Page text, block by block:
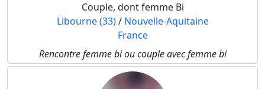
Couple, dont femme Bi
Libourne (33)/ Nouvelle-Aquitaine
France
Rencontre femme bi ou couple avec femme bi